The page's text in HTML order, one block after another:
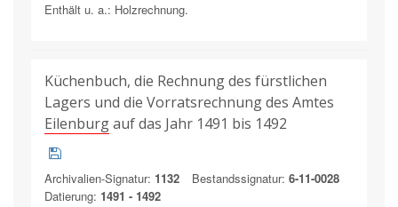
Enthält u. a.: Holzrechnung.
Küchenbuch, die Rechnung des fürstlichen
Lagers und die Vorratsrechnung des Amtes
Eilenburgauf das Jahr 1491 bis 1492
Archivalien-Signatur: 1132 Bestandssignatur: 6-11-0028
Datierung: 1491 - 1492